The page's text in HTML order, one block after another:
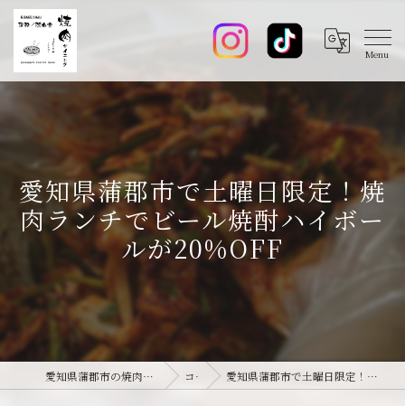
愛知県蒲郡市で土曜日限定！焼
肉ランチでビール焼酎ハイボー
ルが20%OFF
愛知県蒲郡市の焼肉なら焼肉ダイニング joie-ジョワ- コラム 愛知県蒲郡市で土曜日限定！焼肉ランチでビール焼酎ハイボールが20%OFF